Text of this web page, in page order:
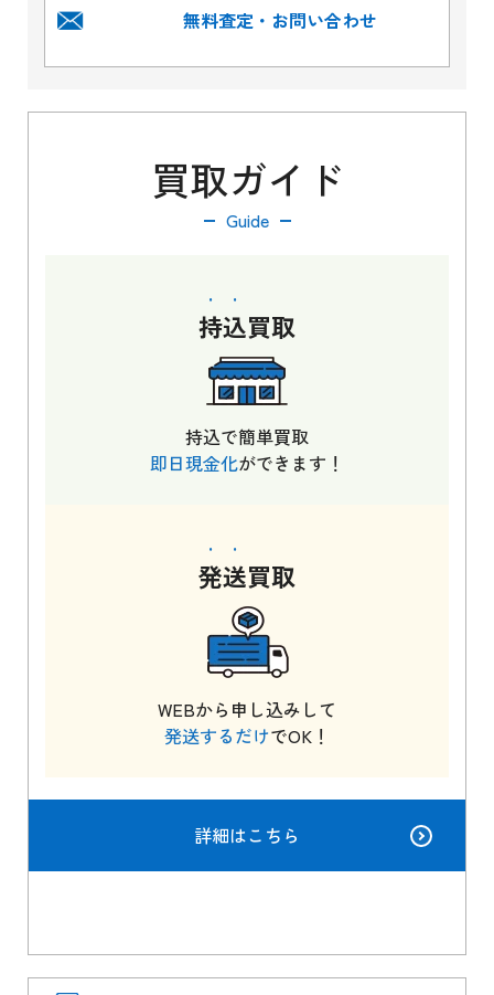
無料査定・お問い合わせ
買取ガイド
Guide
持込買取
持込で簡単買取
即日現金化ができます！
発送買取
WEBから申し込みして
発送するだけでOK！
詳細はこちら